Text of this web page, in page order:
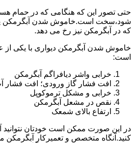
حتی تصور این که هنگامی که در حمام
شود،سخت است.خاموش شدن آبگرمکن
که در آبگرمکن نیز رخ می دهد.
خاموش شدن آبگرمکن دیواری با یکی از
است:
خرابی واشر دیافراگم آبگرمکن
افت فشار گاز ورودی؛ افت فشار
خرابی و مشکل ترموکوپل
نقص در مشعل آبگرمکن
ارتفاع بالای شمعک
در این صورت ممکن است خودتان نتوانید
کنید.آنگاه متخصص و تعمیرکار آبگرمکن